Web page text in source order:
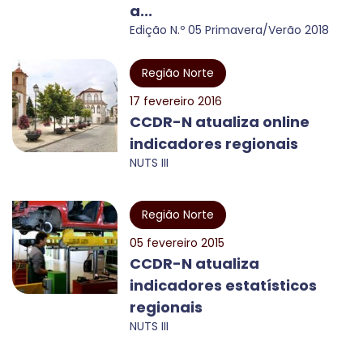
a...
Edição N.º 05 Primavera/Verão 2018
Região Norte
17 fevereiro 2016
CCDR-N atualiza online
indicadores regionais
NUTS III
Região Norte
05 fevereiro 2015
CCDR-N atualiza
indicadores estatísticos
regionais
NUTS III